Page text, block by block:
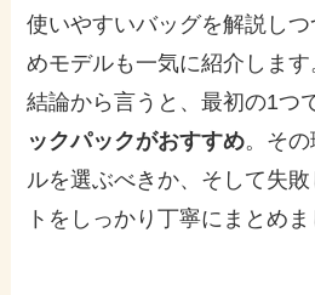
使いやすいバッグを解説し
めモデルも一気に紹介します
結論から言うと、最初の1つ
ックパックがおすすめ。そ
ルを選ぶべきか、そして失
トをしっかり丁寧にまとめま